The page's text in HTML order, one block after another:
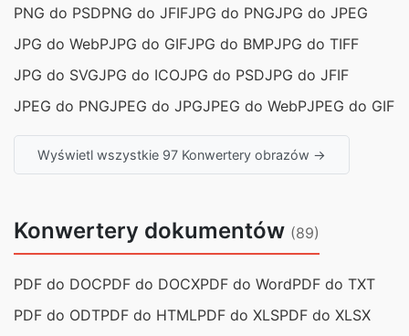
PNG do PSDPNG do JFIFJPG do PNGJPG do JPEG
JPG do WebPJPG do GIFJPG do BMPJPG do TIFF
JPG do SVGJPG do ICOJPG do PSDJPG do JFIF
JPEG do PNGJPEG do JPGJPEG do WebPJPEG do GIF
Wyświetl wszystkie 97 Konwertery obrazów →
Konwertery dokumentów (89)
PDF do DOCPDF do DOCXPDF do WordPDF do TXT
PDF do ODTPDF do HTMLPDF do XLSPDF do XLSX